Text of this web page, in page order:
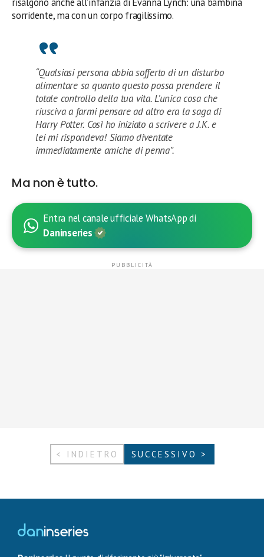
sorridente, ma con un corpo fragilissimo.
“Qualsiasi persona abbia sofferto di un disturbo
alimentare sa quanto questo possa prendere il
totale controllo della tua vita. L’unica cosa che
riusciva a farmi pensare ad altro era la saga di
Harry Potter. Così ho iniziato a scrivere a J.K. e
lei mi rispondeva! Siamo diventate
immediatamente amiche di penna”.
Ma non è tutto.
Entra nel canale ufficiale WhatsApp di
Daninseries
< INDIETRO SUCCESSIVO >